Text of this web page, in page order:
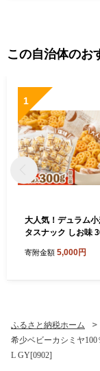
この自治体のお
1
大人気！デュラム
タスナック しお味
個包装 パスタ スナ
寄附金額 5,000円
ふるさと納税ホーム
希少ベビーカシミヤ
L GY[0902]